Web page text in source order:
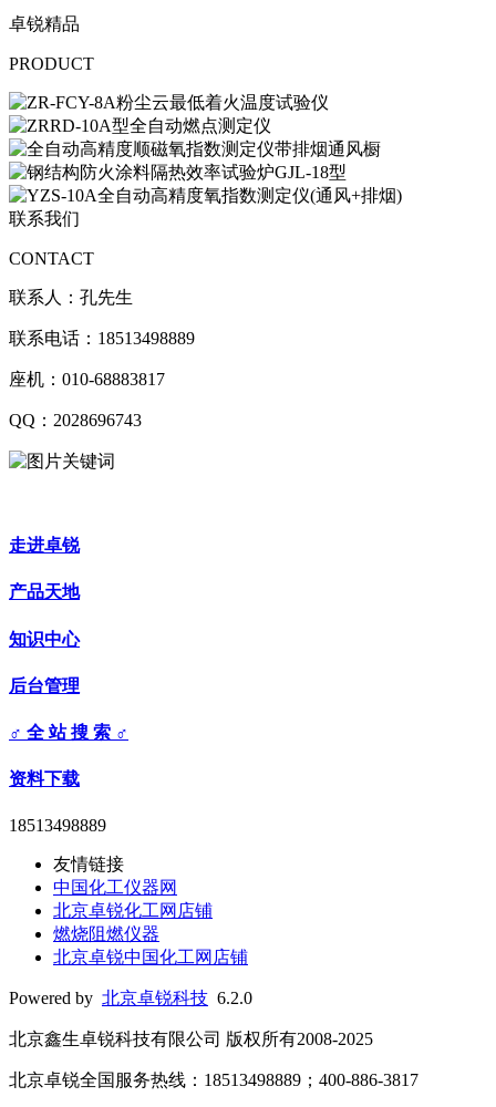
卓锐精品
PRODUCT
联系我们
CONTACT
联系人：孔先生
联系电话：18513498889
座机：010-68883817
QQ：2028696743
走进卓锐
产品天地
知识中心
后台管理
♂ 全 站 搜 索 ♂
资料下载
18513498889
友情链接
中国化工仪器网
北京卓锐化工网店铺
燃烧阻燃仪器
北京卓锐中国化工网店铺
Powered by 北京卓锐科技 6.2.0
北京鑫生卓锐科技有限公司 版权所有2008-2025
北京卓锐全国服务热线：18513498889；400-886-3817